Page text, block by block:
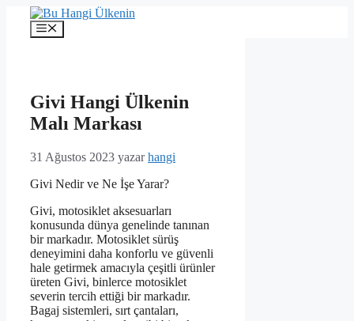
İçeriğe
Menü
Givi Hangi Ülkenin
Malı Markası
31 Ağustos 2023 yazarhangi
Givi Nedir ve Ne İşe Yarar?
Givi, motosiklet aksesuarları
konusunda dünya genelinde tanınan
bir markadır. Motosiklet sürüş
deneyimini daha konforlu ve güvenli
hale getirmek amacıyla çeşitli ürünler
üreten Givi, binlerce motosiklet
severin tercih ettiği bir markadır.
Bagaj sistemleri, sırt çantaları,